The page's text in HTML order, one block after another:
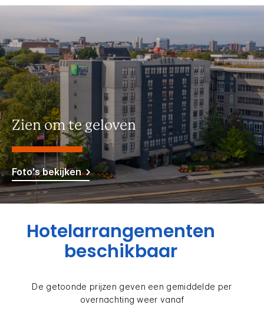
Zien om te geloven
Foto's bekijken
Hotelarrangementen
beschikbaar
De getoonde prijzen geven een gemiddelde per
overnachting weer vanaf